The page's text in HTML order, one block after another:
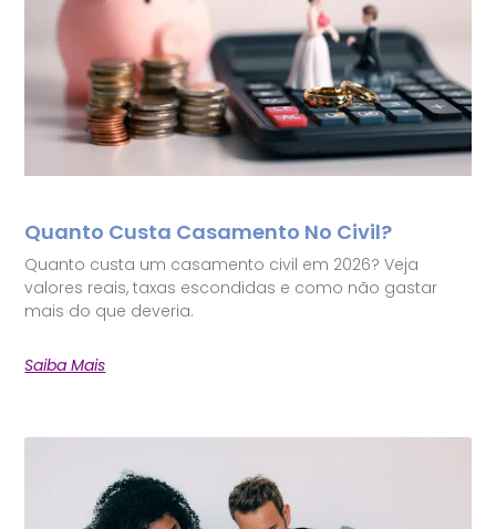
Quanto Custa Casamento No Civil?
Quanto custa um casamento civil em 2026? Veja
valores reais, taxas escondidas e como não gastar
mais do que deveria.
Saiba Mais